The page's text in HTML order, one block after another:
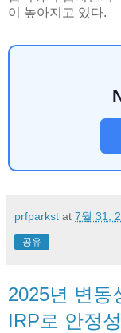
이 높아지고 있다.
prfparkst at 7월 31,
공유
2025년 변동
IRP로 안정